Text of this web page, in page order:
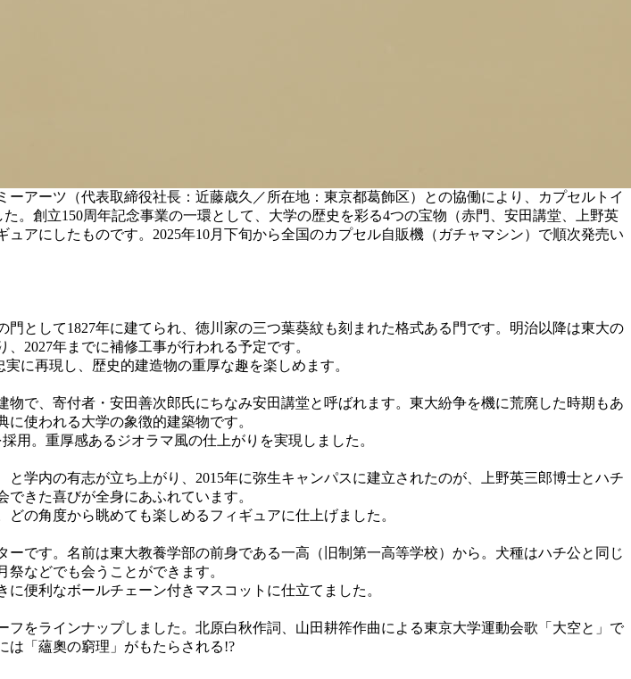
アーツ（代表取締役社長：近藤歳久／所在地：東京都葛飾区）との協働により、カプセルトイ
。創立150周年記念事業の一環として、大学の歴史を彩る4つの宝物（赤門、安田講堂、上野英
アにしたものです。2025年10月下旬から全国のカプセル自販機（ガチャマシン）で順次発売い
として1827年に建てられ、徳川家の三つ葉葵紋も刻まれた格式ある門です。明治以降は東大の
2027年までに補修工事が行われる予定です。
に再現し、歴史的建造物の重厚な趣を楽しめます。
で、寄付者・安田善次郎氏にちなみ安田講堂と呼ばれます。東大紛争を機に荒廃した時期もあ
使われる大学の象徴的建築物です。
用。重厚感あるジオラマ風の仕上がりを実現しました。
学内の有志が立ち上がり、2015年に弥生キャンパスに建立されたのが、上野英三郎博士とハチ
きた喜びが全身にあふれています。
の角度から眺めても楽しめるフィギュアに仕上げました。
です。名前は東大教養学部の前身である一高（旧制第一高等学校）から。犬種はハチ公と同じ
などでも会うことができます。
便利なボールチェーン付きマスコットに仕立てました。
をラインナップしました。北原白秋作詞、山田耕筰作曲による東京大学運動会歌「大空と」で
は「蘊奧の窮理」がもたらされる!?